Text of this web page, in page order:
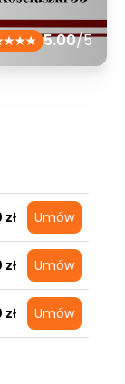
5.00/5
zł Umów
zł Umów
zł Umów